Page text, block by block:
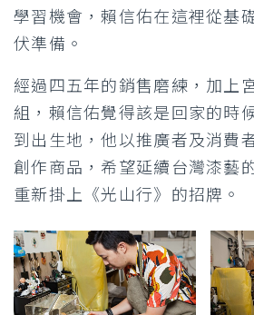
學習機會，賴信佑在這裡從基
伏準備。
經過四五年的銷售磨練，加上
組，賴信佑覺得該是回家的時
到出生地，他以推廣者及消費
創作商品，希望延續台灣漆藝
重新掛上《光山行》的招牌。